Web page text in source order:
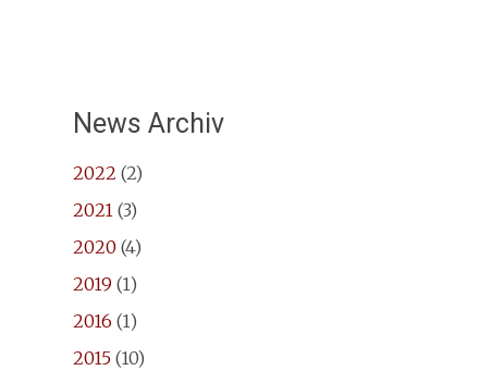
News Archiv
2022 (2)
2021(3)
2020 (4)
2019 (1)
2016 (1)
2015(10)